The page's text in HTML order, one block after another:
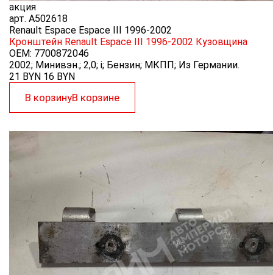
акция
арт. A502618
Renault Espace Espace III 1996-2002
Кронштейн Renault Espace III 1996-2002 Кузовщина
OEM: 7700872046
2002; Минивэн.; 2,0; i; Бензин; МКПП; Из Германии.
21 BYN 16 BYN
В корзинуВ корзине